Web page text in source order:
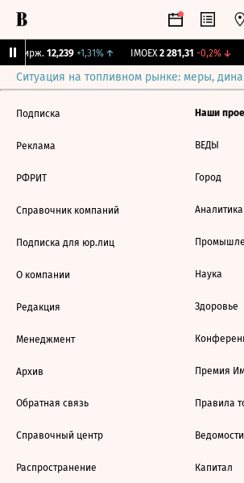
Бирж. 12,239 +1,31%↑ IMOEX 2 281,31 -0,2%↓
Ситуация на топливном рынке: меры,
Подписка
Реклама
РФРИТ
Справочник компаний
Подписка для юр.лиц
О компании
Редакция
Менеджмент
Архив
Обратная связь
Справочный центр
Распространение
Наши
ВЕДЫ
Город
Аналитика
Наука
Здоровье
Премия
Правила
Капитал